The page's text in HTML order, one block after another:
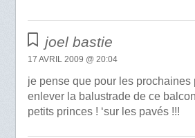
joel bastie
17 AVRIL 2009 @ 20:04
je pense que pour les prochaines
enlever la balustrade de ce
petits princes ! ‘sur les pavés !!!